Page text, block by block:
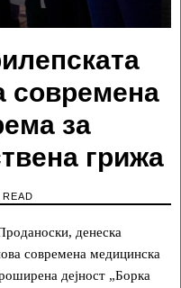
современа
за
грижа
денеска
современа медицинска
дејност „Борка